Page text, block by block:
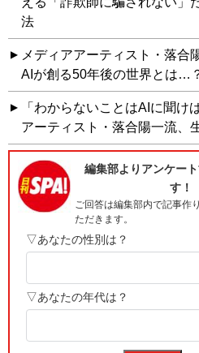
法
メディアアーティスト・落合
AIが創る50年後の世界とは…
「わからないことはAIに聞け
アーティスト・落合陽一流、